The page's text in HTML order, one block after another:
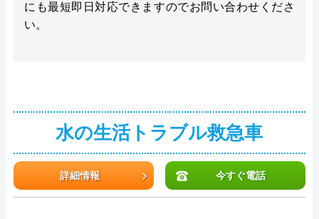
にも最短即日対応できますのでお問い合わせくださ
い。
水の生活トラブル救急車
詳細情報 今すぐ電話